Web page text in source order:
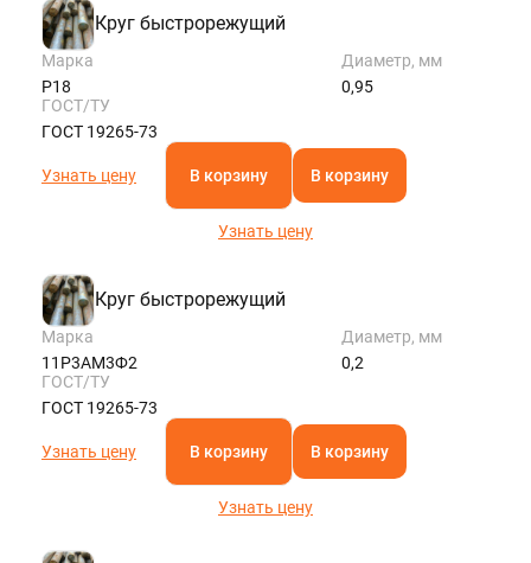
Круг быстрорежущий
Марка
Р18
Диаметр, мм
0,95
ГОСТ/ТУ
ГОСТ 19265-73
Узнать цену В корзину В корзину
Узнать цену
Круг быстрорежущий
Марка
11Р3АМ3Ф2
Диаметр, мм
0,2
ГОСТ/ТУ
ГОСТ 19265-73
Узнать цену В корзину В корзину
Узнать цену